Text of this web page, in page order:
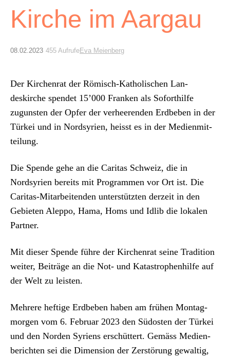
aktuelle Ausgabe
Kirche im Aargau
08.02.2023 455 AufrufeEva Meienberg
Der Kirchen­rat der Römisch-Katholis­chen Lan­
deskirche spendet 15’000 Franken als Soforthil­fe
zugun­sten der Opfer der ver­heeren­den Erd­beben in der
Türkei und in Nordsyrien, heisst es in der Medi­en­mit­
teilung.
Die Spende gehe an die Car­i­tas Schweiz, die in
Nordsyrien bere­its mit Pro­gram­men vor Ort ist. Die
Car­i­tas-Mitar­bei­t­en­den unter­stützten derzeit in den
Gebi­eten Alep­po, Hama, Homs und Idlib die lokalen
Part­ner.
Mit dieser Spende führe der Kirchen­rat seine Tra­di­tion
weit­er, Beiträge an die Not- und Katas­tro­phen­hil­fe auf
der Welt zu leis­ten.
Mehrere heftige Erd­beben haben am frühen Mon­tag­
mor­gen vom 6. Feb­ru­ar 2023 den Südosten der Türkei
und den Nor­den Syriens erschüt­tert. Gemäss Medi­en­
bericht­en sei die Dimen­sion der Zer­störung gewaltig,